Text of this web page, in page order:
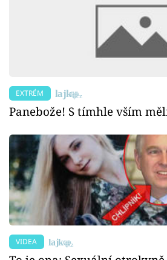
EXTRÉM
Panebože! S tímhle vším
VIDEA